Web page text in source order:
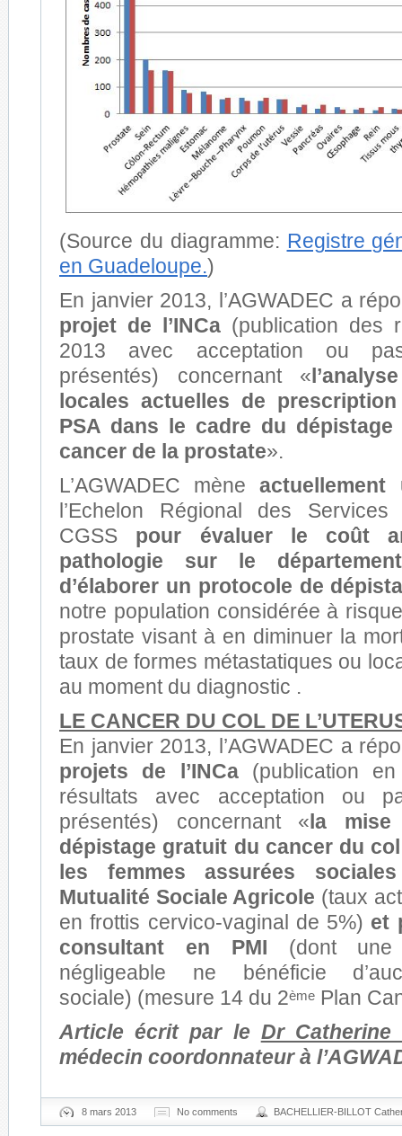
(Source du diagramme: Registre
en Guadeloupe.)
En janvier 2013, l’AGWADEC a
projet de l’INCa (publication des
2013 avec acceptation ou
présentés) concernant «
locales actuelles de
PSA dans le cadre du
cancer de la prostate».
L’AGWADEC mèneactuellement
l’Echelon Régional des
CGSS pour évaluer le coût
pathologie sur le
d’élaborer un protocole de
notre population considérée à
prostate visant à en diminuer la
taux de formes métastatiques ou
au moment du diagnostic .
LE CANCER DU COL DE
En janvier 2013, l’AGWADEC a
projets de l’INCa(publication
résultats avec acceptation ou
présentés) concernant « la mise
dépistage gratuit du cancer du
les femmes assurées
Mutualité Sociale Agricole (taux
en frottis cervico-vaginal de 5%) et
consultant en PMI (dont une
négligeable ne bénéficie
sociale) (mesure 14 du 2ème Plan
Article écrit par le Dr Catherine
médecin coordonnateur à
8 mars 2013 No comments BACHELLIER-BILLOT